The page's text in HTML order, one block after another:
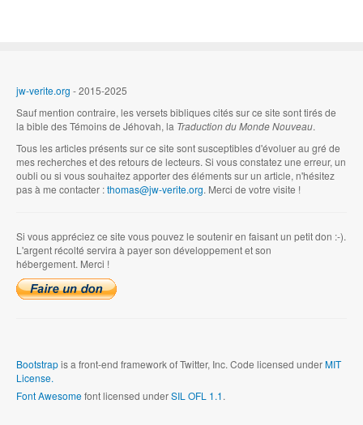
jw-verite.org - 2015-2025
Sauf mention contraire, les versets bibliques cités sur ce site sont tirés de
la bible des Témoins de Jéhovah, la Traduction du Monde Nouveau.
Tous les articles présents sur ce site sont susceptibles d'évoluer au gré de
mes recherches et des retours de lecteurs. Si vous constatez une erreur, un
oubli ou si vous souhaitez apporter des éléments sur un article, n'hésitez
pas à me contacter :thomas@jw-verite.org. Merci de votre visite !
Si vous appréciez ce site vous pouvez le soutenir en faisant un petit don :-).
L'argent récolté servira à payer son développement et son
hébergement. Merci !
Bootstrapis a front-end framework of Twitter, Inc. Code licensed underMIT
License.
Font Awesomefont licensed underSIL OFL 1.1.